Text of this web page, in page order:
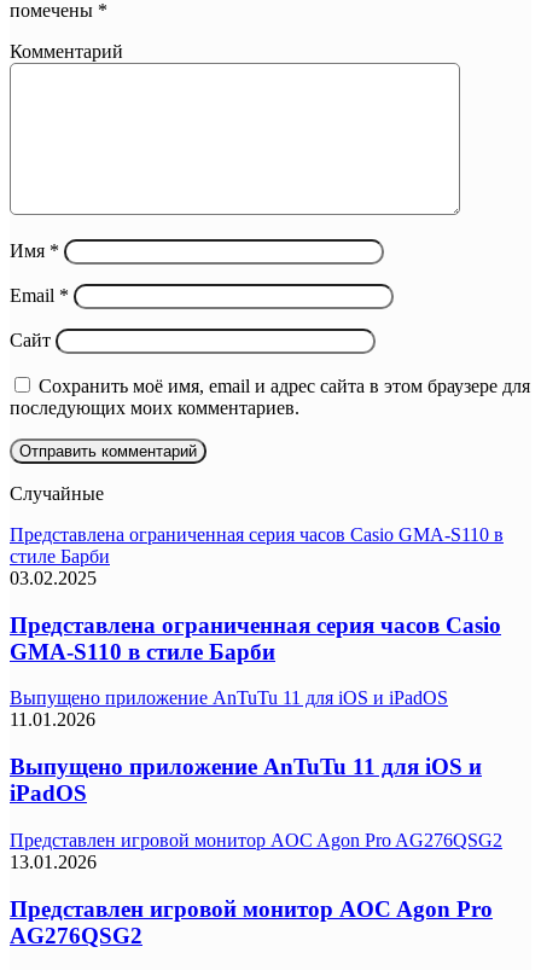
помечены *
Комментарий
Имя *
Email *
Сайт
Сохранить моё имя, email и адрес сайта в этом браузере для
последующих моих комментариев.
Случайные
Представлена ограниченная серия часов Casio GMA-S110 в
стиле Барби
03.02.2025
Представлена ограниченная серия часов Casio
GMA-S110 в стиле Барби
Выпущено приложение AnTuTu 11 для iOS и iPadOS
11.01.2026
Выпущено приложение AnTuTu 11 для iOS и
iPadOS
Представлен игровой монитор AOC Agon Pro AG276QSG2
13.01.2026
Представлен игровой монитор AOC Agon Pro
AG276QSG2